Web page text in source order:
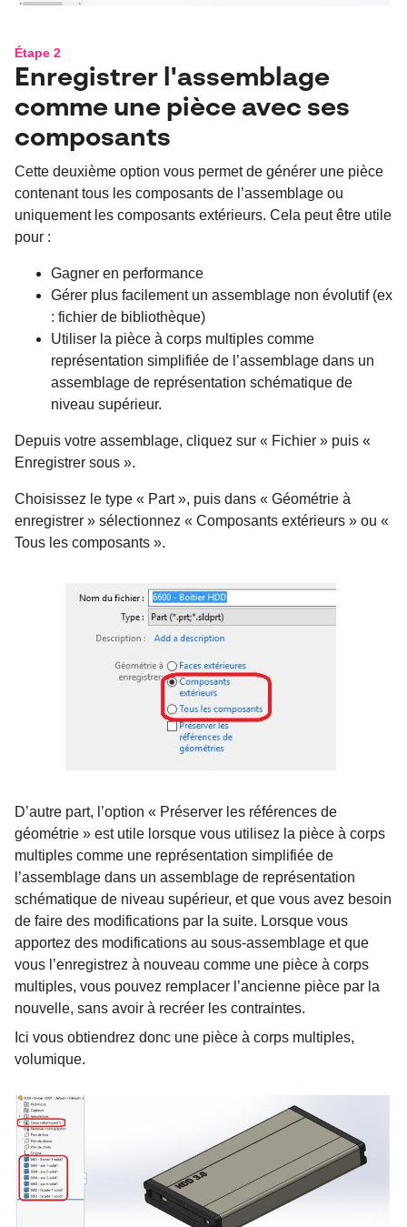
Étape 2
Enregistrer l'assemblage
comme une pièce avec ses
composants
Cette deuxième option vous permet de générer une pièce
contenant tous les composants de l’assemblage ou
uniquement les composants extérieurs. Cela peut être utile
pour :
Gagner en performance
Gérer plus facilement un assemblage non évolutif (ex
: fichier de bibliothèque)
Utiliser la pièce à corps multiples comme
représentation simplifiée de l’assemblage dans un
assemblage de représentation schématique de
niveau supérieur.
Depuis votre assemblage, cliquez sur « Fichier » puis «
Enregistrer sous ».
Choisissez le type « Part », puis dans « Géométrie à
enregistrer » sélectionnez « Composants extérieurs » ou «
Tous les composants ».
D’autre part, l’option « Préserver les références de
géométrie » est utile lorsque vous utilisez la pièce à corps
multiples comme une représentation simplifiée de
l’assemblage dans un assemblage de représentation
schématique de niveau supérieur, et que vous avez besoin
de faire des modifications par la suite. Lorsque vous
apportez des modifications au sous-assemblage et que
vous l’enregistrez à nouveau comme une pièce à corps
multiples, vous pouvez remplacer l’ancienne pièce par la
nouvelle, sans avoir à recréer les contraintes.
Ici vous obtiendrez donc une pièce à corps multiples,
volumique.